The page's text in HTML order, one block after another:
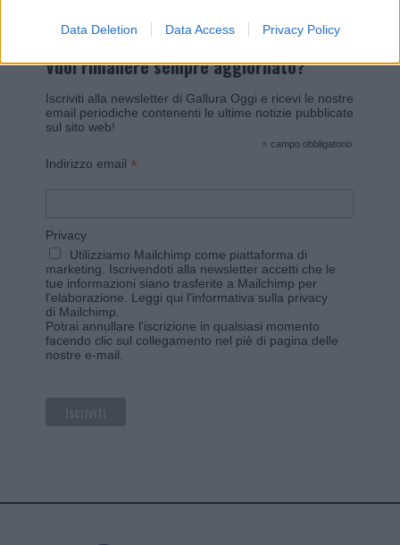
Data Deletion Data Access Privacy Policy
Vuoi rimanere sempre aggiornato?
Iscriviti alla newsletter di Gallura Oggi e ricevi le nostre
email periodiche contenenti le ultime notizie pubblicate
sul sito web!
* campo obbligatorio
Indirizzo email *
Privacy
Utilizziamo Mailchimp come piattaforma di
marketing. Iscrivendoti alla newsletter accetti che le
tue informazioni siano trasferite a Mailchimp per
l'elaborazione. Leggi qui l'informativa sulla privacy
di Mailchimp
Potrai annullare l'iscrizione in qualsiasi momento
facendo clic sul collegamento nel piè di pagina delle
nostre e-mail.